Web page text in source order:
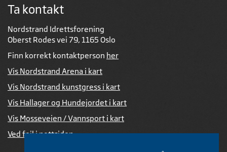
Ta kontakt
Nordstrand Idrettsforening
Oberst Rodes vei 79, 1165 Oslo
Finn korrekt kontaktperson her
Vis Nordstrand Arena i kart
Vis Nordstrand kunstgress i kart
Vis Hallager og Hundejordet i kart
Vis Mosseveien / Vannsport i kart
Ved feil i nettsiden